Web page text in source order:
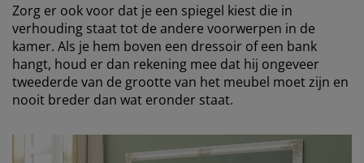
Zorg er ook voor dat je een spiegel kiest die in
verhouding staat tot de andere voorwerpen in de
kamer. Als je hem boven een dressoir of een bank
hangt, houd er dan rekening mee dat hij ongeveer
tweederde van de grootte van het meubel moet zijn en
nooit breder dan wat eronder staat.